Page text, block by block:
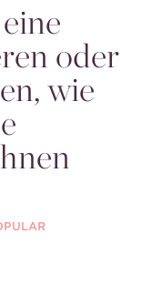
oder
wie